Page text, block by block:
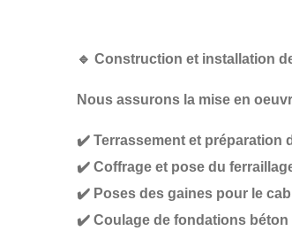
🔹 Construction et installation
Nous assurons la mise en
✔️ Terrassement et préparation
✔️ Coffrage et pose du
✔️ Poses des gaines pour le
✔️ Coulage de fondations béton